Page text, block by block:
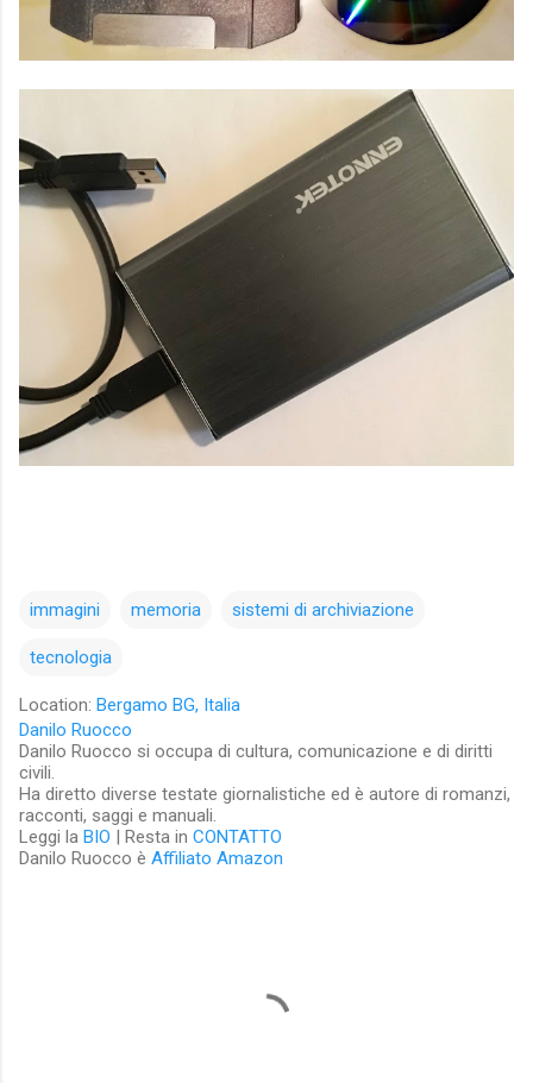
immagini memoria sistemi di archiviazione
tecnologia
Location: Bergamo BG, Italia
Danilo Ruocco
Danilo Ruocco si occupa di cultura, comunicazione e di diritti
civili.
Ha diretto diverse testate giornalistiche ed è autore di romanzi,
racconti, saggi e manuali.
Leggi la BIO | Resta in CONTATTO
Danilo Ruocco è Affiliato Amazon